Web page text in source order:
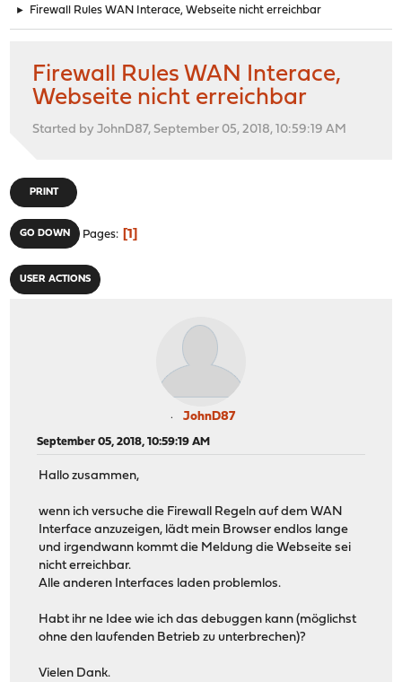
► Firewall Rules WAN Interace, Webseite nicht erreichbar
Firewall Rules WAN Interace,
Webseite nicht erreichbar
Started by JohnD87, September 05, 2018, 10:59:19 AM
PRINT
GO DOWN Pages 1
USER ACTIONS
JohnD87
September 05, 2018, 10:59:19 AM
Hallo zusammen,
wenn ich versuche die Firewall Regeln auf dem WAN
Interface anzuzeigen, lädt mein Browser endlos lange
und irgendwann kommt die Meldung die Webseite sei
nicht erreichbar.
Alle anderen Interfaces laden problemlos.
Habt ihr ne Idee wie ich das debuggen kann (möglichst
ohne den laufenden Betrieb zu unterbrechen)?
Vielen Dank.